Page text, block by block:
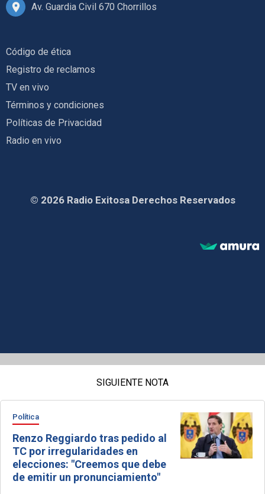
Av. Guardia Civil 670 Chorrillos
Código de ética
Registro de reclamos
TV en vivo
Términos y condiciones
Políticas de Privacidad
Radio en vivo
© 2026 Radio Exitosa Derechos Reservados
SIGUIENTE NOTA
Política
Renzo Reggiardo tras pedido al
TC por irregularidades en
elecciones: "Creemos que debe
de emitir un pronunciamiento"